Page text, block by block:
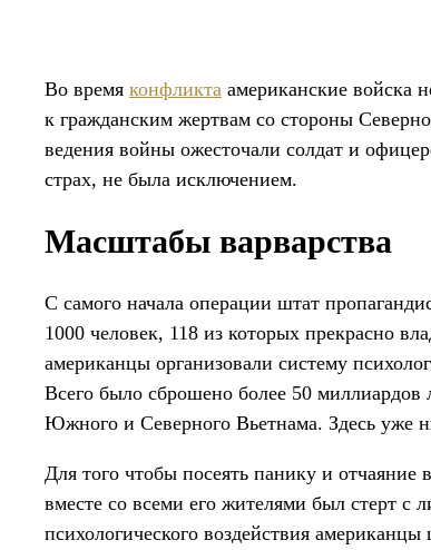
Во время конфликта американские войска
к гражданским жертвам со стороны
ведения войны ожесточали солдат и
страх, не была исключением.
Масштабы варварства
С самого начала операции штат
1000 человек, 118 из которых прекрасно
американцы организовали систему
Всего было сброшено более 50 миллиардов
Южного и Северного Вьетнама. Здесь уже
Для того чтобы посеять панику и
вместе со всеми его жителями был стерт
психологического воздействия